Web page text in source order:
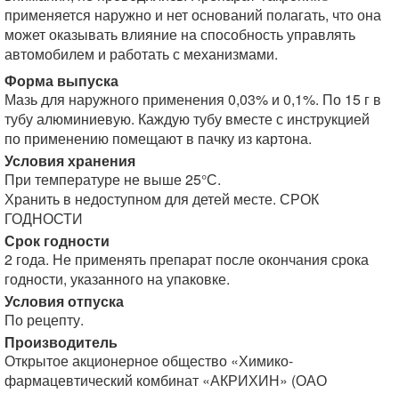
применяется наружно и нет оснований полагать, что она
может оказывать влияние на способность управлять
автомобилем и работать с механизмами.
Форма выпуска
Мазь для наружного применения 0,03% и 0,1%. По 15 г в
тубу алюминиевую. Каждую тубу вместе с инструкцией
по применению помещают в пачку из картона.
Условия хранения
При температуре не выше 25°С.
Хранить в недоступном для детей месте. СРОК
ГОДНОСТИ
Срок годности
2 года. Не применять препарат после окончания срока
годности, указанного на упаковке.
Условия отпуска
По рецепту.
Производитель
Открытое акционерное общество «Химико-
фармацевтический комбинат «АКРИХИН» (ОАО